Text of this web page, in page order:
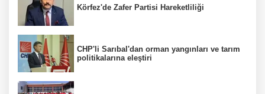
Körfez'de Zafer Partisi Hareketliliği
CHP'li Sarıbal'dan orman yangınları ve tarım
politikalarına eleştiri